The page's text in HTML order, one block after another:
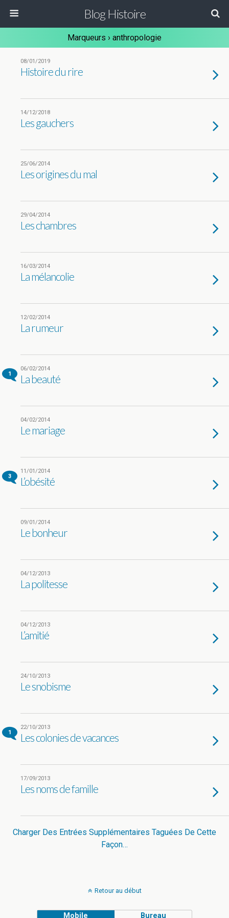
Blog Histoire
Marqueurs › anthropologie
08/01/2019
Histoire du rire
14/12/2018
Les gauchers
25/06/2014
Les origines du mal
29/04/2014
Les chambres
16/03/2014
La mélancolie
12/02/2014
La rumeur
1
06/02/2014
La beauté
04/02/2014
Le mariage
3
11/01/2014
L’obésité
09/01/2014
Le bonheur
04/12/2013
La politesse
04/12/2013
L’amitié
24/10/2013
Le snobisme
1
22/10/2013
Les colonies de vacances
17/09/2013
Les noms de famille
Charger Des Entrées Supplémentaires Taguées De Cette
Façon…
Retour au début
Mobile Bureau